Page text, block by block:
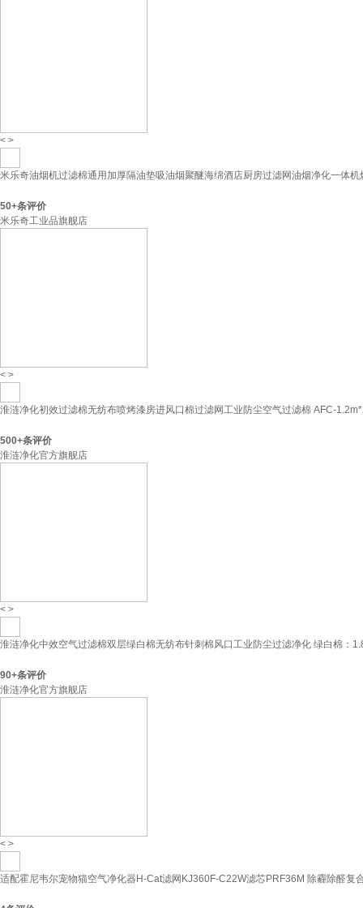
< >
米乐奇油烟机过滤棉通用加厚隔油垫吸油烟聚醚海绵酒店厨房过滤网油烟净化一体
50+条评价
米乐奇工业品旗舰店
< >
淮涟净化初效过滤棉无纺布喷烤漆房进风口棉过滤网工业防尘空气过滤棉 AFC-
500+条评价
淮涟净化官方旗舰店
< >
淮涟净化中效空气过滤棉双层绿白棉无纺布针刺棉风口工业防尘过滤净化 绿白棉：
90+条评价
淮涟净化官方旗舰店
< >
适配霍尼韦尔宠物猫空气净化器H-Cat滤网KJ360F-C22W滤芯PRF36M 除霾除醛复